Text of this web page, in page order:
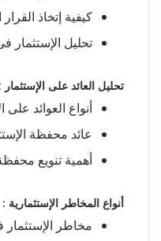
كيفية إتخاذ
تحليل الإستثمار
تحليل العائد على الإستثمار :
أنواع العوائد على
عائد محفظة
أهمية تنويع
أنواع المخاطر الإستثمارية :
مخاطر